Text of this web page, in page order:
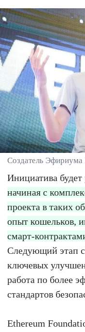
Создатель Эфириума
Инициатива будет
начиная с
проекта в таких
опыт кошельков,
смарт-
Следующий этап
ключевых
работа по более
стандартов
Ethereum